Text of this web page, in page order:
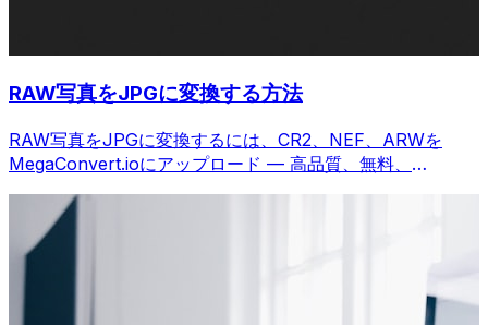
RAW写真をJPGに変換する方法
RAW写真をJPGに変換するには、CR2、NEF、ARWを
MegaConvert.ioにアップロード — 高品質、無料、